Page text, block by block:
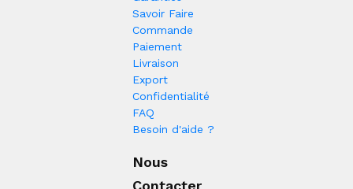
Savoir Faire
Commande
Paiement
Livraison
Export
Confidentialité
FAQ
Besoin d'aide ?
Nous
Contacter